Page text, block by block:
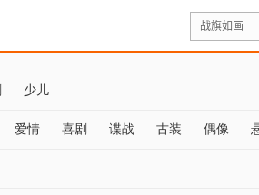
少儿
爱情 喜剧 谍战 古装 偶像